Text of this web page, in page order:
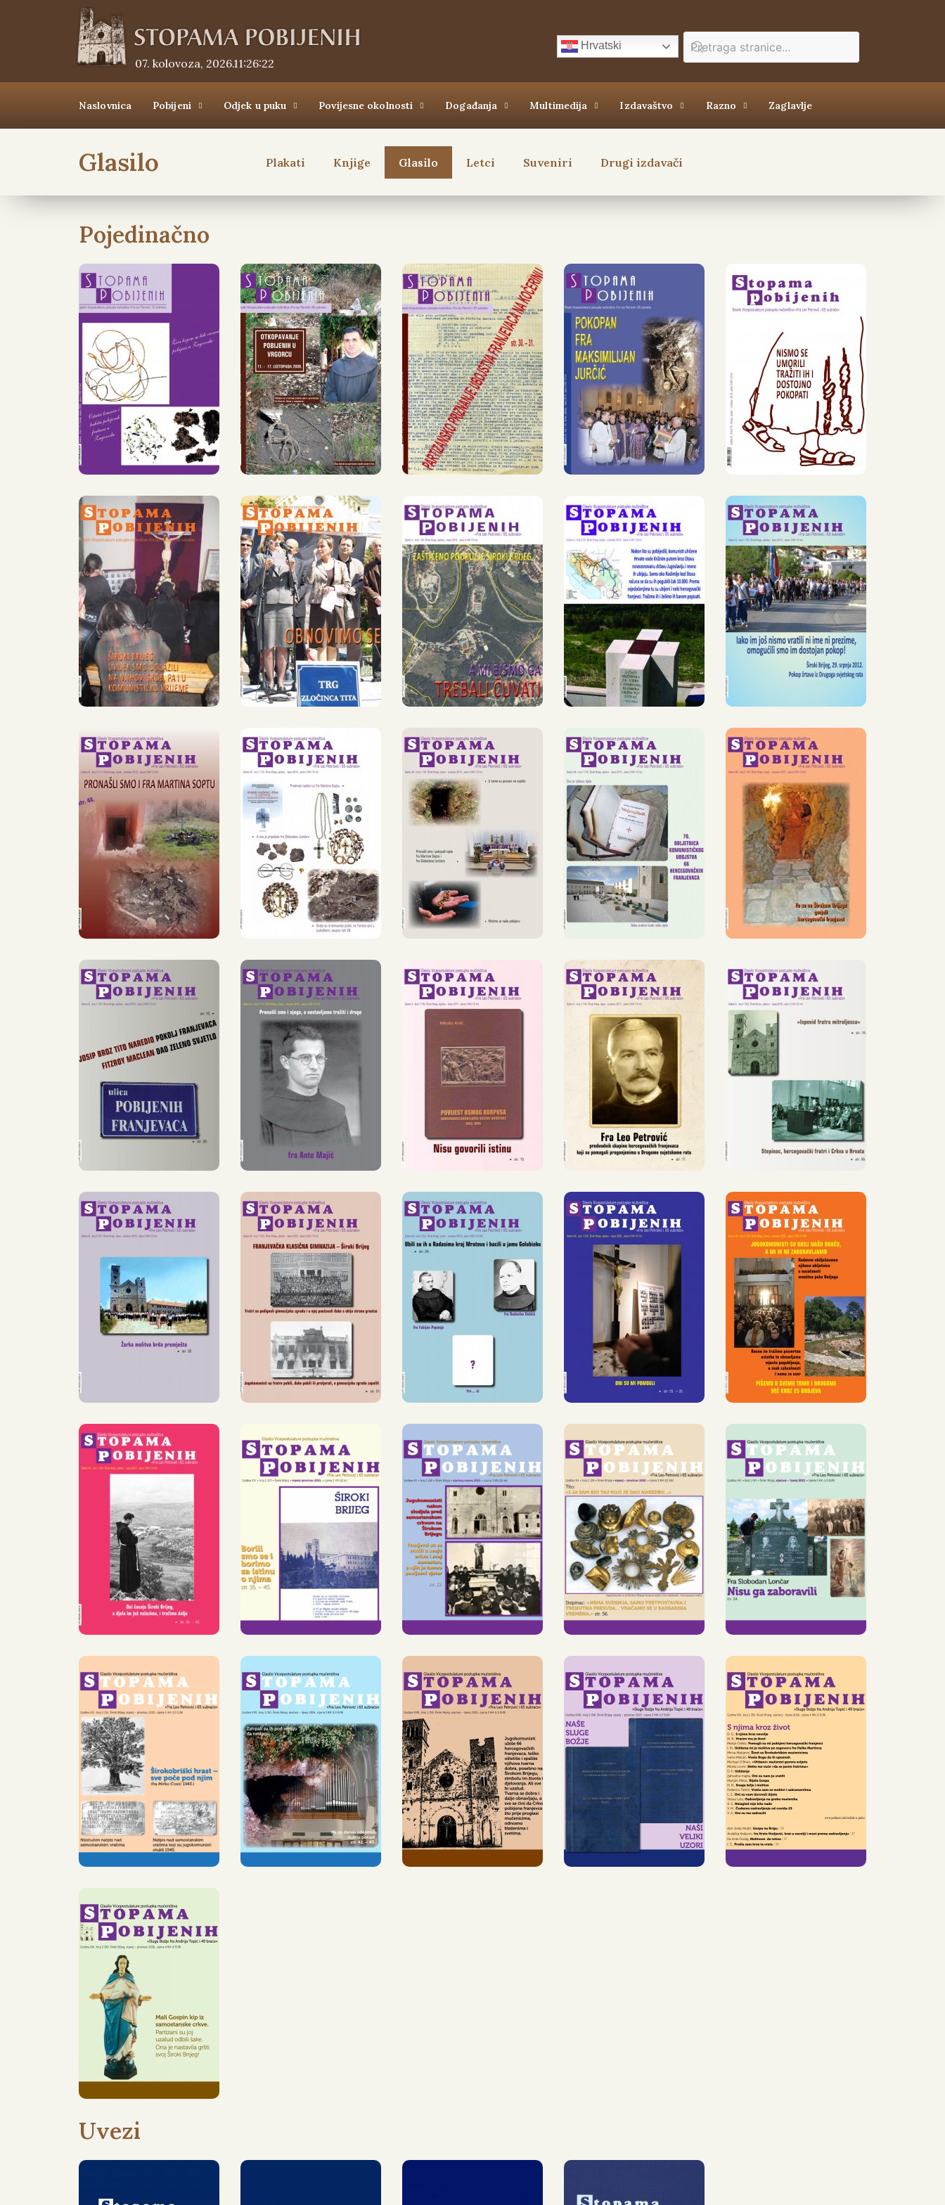
Hrvatski
07. kolovoza, 2026.11:26:24
Naslovnica Pobijeni Odjek u puku Povijesne okolnosti Događanja Multimedija Izdavaštvo Razno Zaglavlje
Glasilo Plakati Knjige Glasilo Letci Suveniri Drugi izdavači
Pojedinačno
STOPAMA
POBIJENIH,
1, SRPANJ –
PROSINAC,
2008.
STOPAMA
POBIJENIH,
2, SIJEČANJ
– LIPANJ
2009.
STOPAMA
POBIJENIH,
3, SRPANJ –
PROSINAC
2009.
STOPAMA
POBIJENIH,
4, SIJEČANJ
– LIPANJ
2010.
STOPAMA
POBIJENIH,
5, SRPANJ –
PROSINAC
STOPAMA
POBIJENIH,
6, SIJEČANJ
– SRPANJ
2011.
STOPAMA
POBIJENIH,
7, SRPANJ –
PROSINAC
2011.
STOPAMA
POBIJENIH,
8, SIJEČANJ
– LIPANJ
2012.
STOPAMA
POBIJENIH,
9, SRPANJ –
PROSINAC
2012.
»STOPAMA
POBIJENIH«,
10, SIJEČANJ
– LIPANJ
2013.
»STOPAMA
POBIJENIH«,
11, SRPANJ –
PROSINAC
2013.
»STOPAMA
POBIJENIH«,
12, SIJEČANJ
– SRPANJ
2014.
»STOPAMA
POBIJENIH«,
13, SRPANJ –
PROSINAC
2014.
STOPAMA
POBIJENIH,
14, SIJEČANJ
– SRPANJ
2015.
STOPAMA
POBIJENIH,
15, SRPANJ –
PROSINAC
2015.
STOPAMA
POBIJENIH,
16, SIJEČANJ
– LIPANJ
2016.
STOPAMA
POBIJENIH,
17, SRPANJ –
PROSINAC
2016.
STOPAMA
POBIJENIH,
18, SIJEČANJ
– LIPANJ
2017.
STOPAMA
POBIJENIH,
19, SRPANJ –
PROSINAC
2017.
STOPAMA
POBIJENIH,
SIJEČANJ –
LIPANJ 2018.
STOPAMA
POBIJENIH,
21, LIPANJ –
PROSINAC
2018.
STOPAMA
POBIJENIH,
22,
SIJEČANJ –
LIPANJ 2019.
SVJETLO
DANA
UGLEDALO
GLASILO
»STOPAMA
POBIJENIH«,
IZIŠAO 24.
BROJ
GLASILA
»STOPAMA
POBIJENIH«
OBJELODANJEN
25. BROJ
GLASILA
»STOPAMA
POBIJENIH«
26. BROJ
GLASILA
»STOPAMA
POBIJENIH«
IZIŠAO
OBNOVLJENI
27. BROJ
GLASILA
»STOPAMA
POBIJENIH«
IZIŠAO 28.
BROJ
»STOPAMA
POBIJENIH«
NOVI BROJ
»STOPAMA
POBIJENIH«
IZIŠAO IZ
TISKA
IZIŠAO
SIJEČANJSKI
BROJ
GLASILA
»STOPAMA
POBIJENIH«
IZ TISKA JE
IZAŠAO NOVI
BROJ, 31. PO
REDU,
GLASILA
»STOPAMA
POBIJENIH«
ŠIROKI
BRIJEG:
OBJAVLJEN
32. BROJ
GLASILA
»STOPAMA
POBIJENIH«
GLASILO
»STOPAMA
POBIJENIH«
PONOVNO
JE PRED
ČITATELJIMA
IZIŠLO JE
GLASILO
»STOPAMA
GLASILO
STOPAMA
POBIJENIH,
35. BROJ,
POJAVILO SE
PRED
ČITATELJSTVOM
OBJAVLJEN
JE 36. BROJ
GLASILA
STOPAMA
POBIJENIH
Uvezi